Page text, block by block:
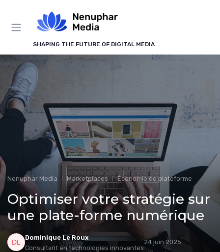
SHAPING THE FUTURE OF DIGITAL MEDIA
Nenuphar Media Marketplaces Économie de plateforme
Optimiser votre stratégie sur
une plate-forme numérique
Dominique Le Roux
Consultant en technologies innovantes
24 juin 2025